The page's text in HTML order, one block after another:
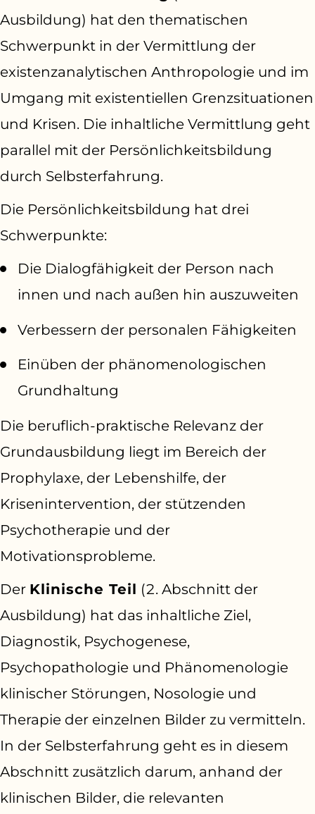
Ausbildung) hat den thematischen
Schwerpunkt in der Vermittlung der
existenzanalytischen Anthropologie und im
Umgang mit existentiellen Grenzsituationen
und Krisen. Die inhaltliche Vermittlung geht
parallel mit der Persönlichkeitsbildung
durch Selbsterfahrung.
Die Persönlichkeitsbildung hat drei
Schwerpunkte:
Die Dialogfähigkeit der Person nach
innen und nach außen hin auszuweiten
Verbessern der personalen Fähigkeiten
Einüben der phänomenologischen
Grundhaltung
Die beruflich-praktische Relevanz der
Grundausbildung liegt im Bereich der
Prophylaxe, der Lebenshilfe, der
Krisenintervention, der stützenden
Psychotherapie und der
Motivationsprobleme.
Der Klinische Teil (2. Abschnitt der
Ausbildung) hat das inhaltliche Ziel,
Diagnostik, Psychogenese,
Psychopathologie und Phänomenologie
klinischer Störungen, Nosologie und
Therapie der einzelnen Bilder zu vermitteln.
In der Selbsterfahrung geht es in diesem
Abschnitt zusätzlich darum, anhand der
klinischen Bilder, die relevanten